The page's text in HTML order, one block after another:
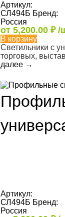
Артикул:
СЛ494Б Бренд:
Россия
от 5,200.00 ₽/
В корзину
Светильники с
торговых,
далее →
Артикул:
СЛ494Б Бренд:
Россия